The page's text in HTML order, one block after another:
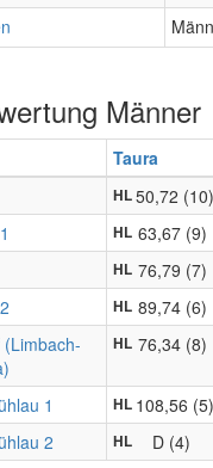
Männer
Taura
HL50,72 (10)
HL 63,67 (9)
HL 76,79 (7)
HL 89,74 (6)
HL 76,34 (8)
1 HL 108,56 (5)
2 HL D (4)